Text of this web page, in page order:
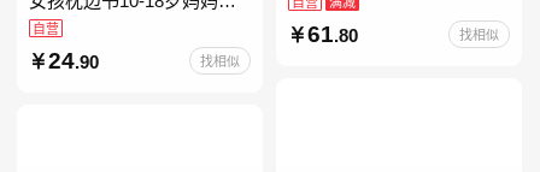
永浩、罗振宇、何帆、刘格
菘、张军、周黎安、王烁联
61 .80 找相似
给青春期女儿私房书女孩青
春期生理少女成长与性知识
教育女孩发育叛逆期
自营
24.90 找相似